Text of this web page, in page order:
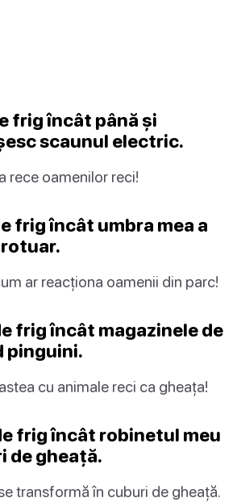
frig încât până și
scaunul electric.
rece oamenilor reci!
frig încât umbra mea a
ar reacționa oamenii din parc!
frig încât magazinele de
pinguini.
cu animale reci ca gheața!
frig încât robinetul meu
de gheață.
transformă în cuburi de gheață.